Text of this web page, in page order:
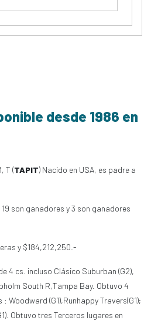
desde 1986 en
T (TAPIT) Nacido en USA, es padre a
son ganadores y 3 son ganadores
y $184,212,250.-
4 cs. incluso Clásico Suburban (G2),
South R,Tampa Bay. Obtuvo 4
Woodward (G1),Runhappy Travers(G1);
Obtuvo tres Terceros lugares en